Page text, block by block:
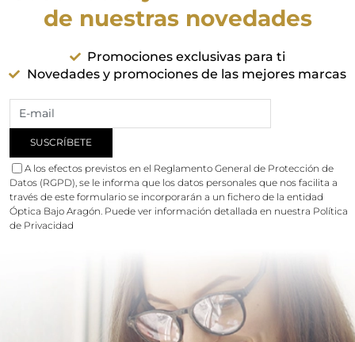
de nuestras novedades
Promociones exclusivas para ti
Novedades y promociones de las mejores marcas
A los efectos previstos en el Reglamento General de Protección de
Datos (RGPD), se le informa que los datos personales que nos facilita a
través de este formulario se incorporarán a un fichero de la entidad
Óptica Bajo Aragón. Puede ver información detallada en nuestra Política
de Privacidad